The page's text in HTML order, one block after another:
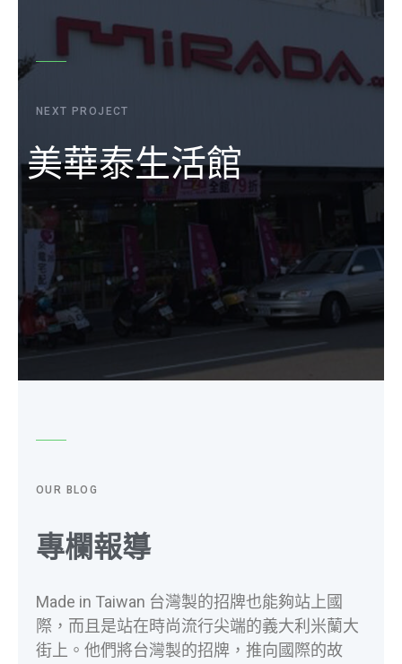
NEXT PROJECT
美華泰生活館
OUR BLOG
專欄報導
Made in Taiwan 台灣製的招牌也能夠站上國
際，而且是站在時尚流行尖端的義大利米蘭大
街上。他們將台灣製的招牌，推向國際的故